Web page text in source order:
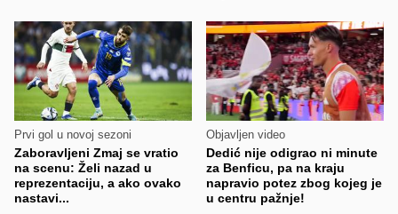
Prvi gol u novoj sezoni
Zaboravljeni Zmaj se vratio
na scenu: Želi nazad u
reprezentaciju, a ako ovako
nastavi...
Objavljen video
Dedić nije odigrao ni minute
za Benficu, pa na kraju
napravio potez zbog kojeg je
u centru pažnje!